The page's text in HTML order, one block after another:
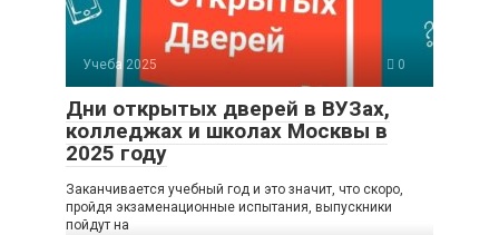
Учеба 2025 0
Дни открытых дверей в ВУЗах,
колледжах и школах Москвы в
2025 году
Заканчивается учебный год и это значит, что скоро,
пройдя экзаменационные испытания, выпускники
пойдут на